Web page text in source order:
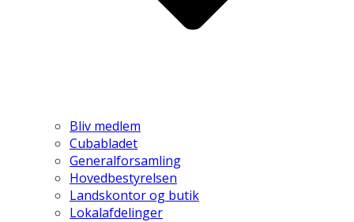
Bliv medlem
Cubabladet
Generalforsamling
Hovedbestyrelsen
Landskontor og butik
Lokalafdelinger